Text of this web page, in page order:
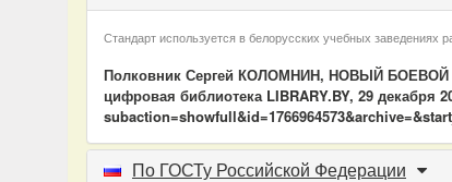
Стандарт используется в белорусских учебных заведениях
Полковник Сергей КОЛОМНИН, НОВЫЙ БОЕВОЙ
цифровая библиотека LIBRARY.BY, 29
По ГОСТу Российской Федерации